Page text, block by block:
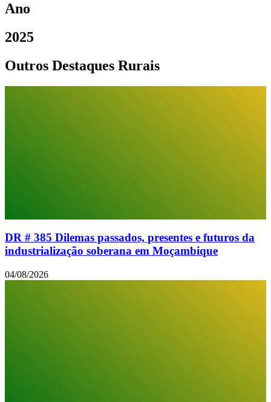
Ano
2025
Outros Destaques Rurais
DR # 385 Dilemas passados, presentes e futuros da
industrialização soberana em Moçambique
04/08/2026